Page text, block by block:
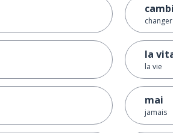
changer
la
la vie
mai
jamais